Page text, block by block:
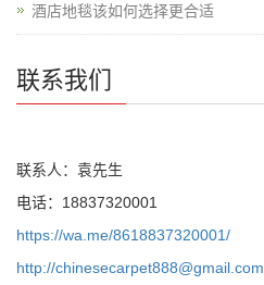
酒店地毯该如何选择更合适
联系我们
联系人：袁先生
电话：18837320001
https://wa.me/8618837320001/
http://chinesecarpet888@gmail.com